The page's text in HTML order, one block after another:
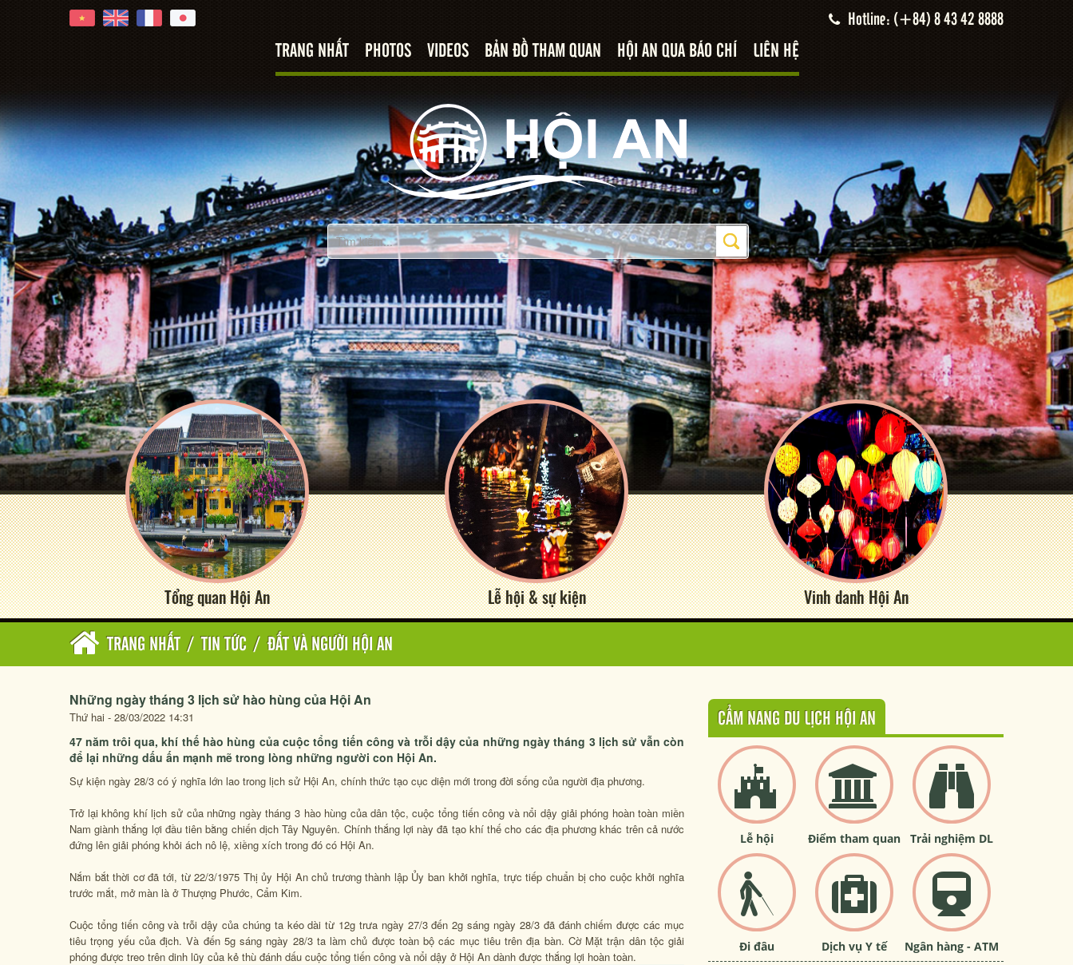
Hotline: (+84) 8 43 42 8888
TRANG NHẤT PHOTOS VIDEOS BẢN ĐỒ THAM QUAN HỘI AN QUA BÁO CHÍ LIÊN HỆ
Tổng quan Hội An Lễ hội & sự kiện Vinh danh Hội An
TRANG NHẤT / TIN TỨC / ĐẤT VÀ NGƯỜI HỘI AN
Những ngày tháng 3 lịch sử hào hùng của Hội An
Thứ hai - 28/03/2022 14:31
47 năm trôi qua, khí thế hào hùng của cuộc tổng tiến công và trỗi dậy của những ngày tháng 3 lịch sử vẫn còn
để lại những dấu ấn mạnh mẽ trong lòng những người con Hội An.
Sự kiện ngày 28/3 có ý nghĩa lớn lao trong lịch sử Hội An, chính thức tạo cục diện mới trong đời sống của người địa phương.
Trở lại không khí lịch sử của những ngày tháng 3 hào hùng của dân tộc, cuộc tổng tiến công và nổi dậy giải phóng hoàn toàn miền
Nam giành thắng lợi đầu tiên bằng chiến dịch Tây Nguyên. Chính thắng lợi này đã tạo khí thế cho các địa phương khác trên cả nước
đứng lên giải phóng khỏi ách nô lệ, xiềng xích trong đó có Hội An.
Nắm bắt thời cơ đã tới, từ 22/3/1975 Thị ủy Hội An chủ trương thành lập Ủy ban khởi nghĩa, trực tiếp chuẩn bị cho cuộc khởi nghĩa
trước mắt, mở màn là ở Thượng Phước, Cẩm Kim.
Cuộc tổng tiến công và trỗi dậy của chúng ta kéo dài từ 12g trưa ngày 27/3 đến 2g sáng ngày 28/3 đã đánh chiếm được các mục
tiêu trọng yếu của địch. Và đến 5g sáng ngày 28/3 ta làm chủ được toàn bộ các mục tiêu trên địa bàn. Cờ Mặt trận dân tộc giải
phóng được treo trên dinh lũy của kẻ thù đánh dấu cuộc tổng tiến công và nổi dậy ở Hội An dành được thắng lợi hoàn toàn.
CẨM NANG DU LỊCH HỘI AN
Lễ hội Điểm tham quan Trải nghiệm DL
Đi đâu Dịch vụ Y tế Ngân hàng - ATM